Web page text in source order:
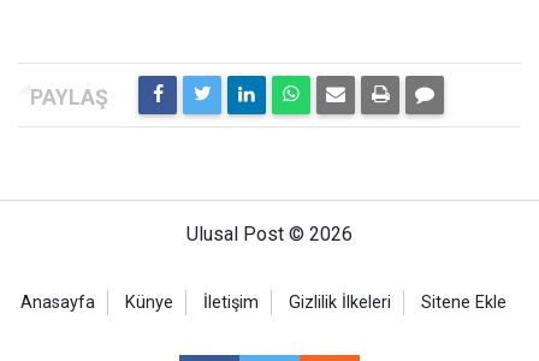
Ulusal Post © 2026
Anasayfa Künye İletişim Gizlilik İlkeleri Sitene Ekle